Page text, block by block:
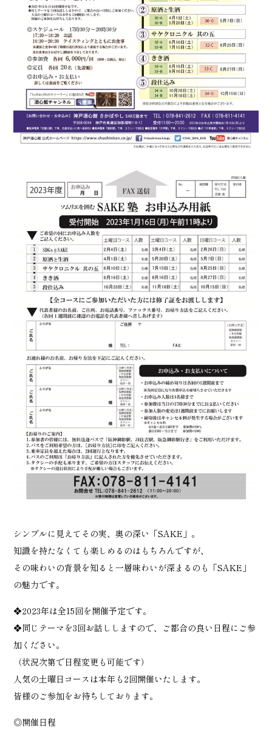
シンプルに見えてその実、奥の深い「SAKE」。
知識を持たなくても楽しめるのはもちろんですが、
その味わいの背景を知ると一層味わいが深まるのも「SAKE」
の魅力です。
❖2023年は全15回を開催予定です。
❖同じテーマを3回お話ししますので、ご都合の良い日程にご参
加ください。
（状況次第で日程変更も可能です）
人気の土曜日コースは本年も2回開催いたします。
皆様のご参加をお待ちしております。
◎開催日程